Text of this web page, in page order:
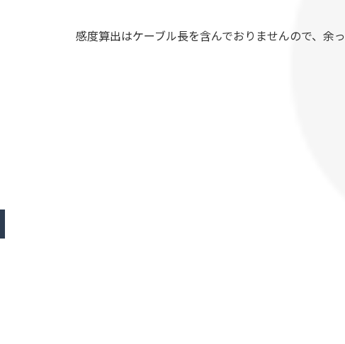
感度算出はケーブル長を含んでおりませんので、余